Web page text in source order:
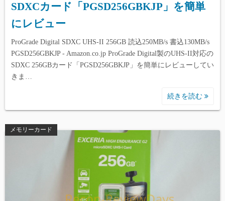
SDXCカード「PGSD256GBKJP」を簡単
にレビュー
ProGrade Digital SDXC UHS-II 256GB 読込250MB/s 書込130MB/s
PGSD256GBKJP - Amazon.co.jp ProGrade Digital製のUHS-II対応の
SDXC 256GBカード「PGSD256GBKJP」を簡単にレビューしてい
きま…
続きを読む
メモリーカード